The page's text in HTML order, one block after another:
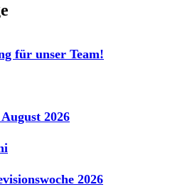
für unser Team!
2026
2026